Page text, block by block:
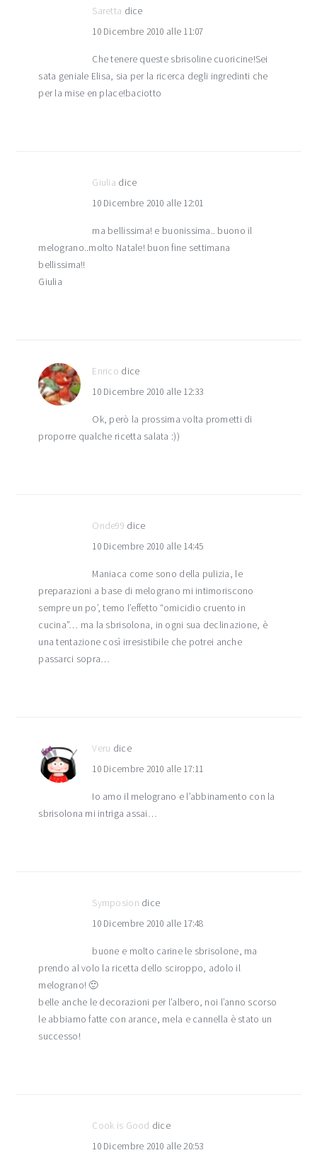
Saretta dice
10 Dicembre 2010 alle 11:07
Che tenere queste sbrisoline cuoricine!Sei
sata geniale Elisa, sia per la ricerca degli ingredinti che
per la mise en place!baciotto
Giulia dice
10 Dicembre 2010 alle 12:01
ma bellissima! e buonissima.. buono il
melograno..molto Natale! buon fine settimana
bellissima!!
Giulia
Enrico dice
10 Dicembre 2010 alle 12:33
Ok, però la prossima volta prometti di
proporre qualche ricetta salata :))
Onde99 dice
10 Dicembre 2010 alle 14:45
Maniaca come sono della pulizia, le
preparazioni a base di melograno mi intimoriscono
sempre un po’, temo l’effetto “omicidio cruento in
cucina”… ma la sbrisolona, in ogni sua declinazione, è
una tentazione così irresistibile che potrei anche
passarci sopra…
Veru dice
10 Dicembre 2010 alle 17:11
Io amo il melograno e l’abbinamento con la
sbrisolona mi intriga assai…
Symposion dice
10 Dicembre 2010 alle 17:48
buone e molto carine le sbrisolone, ma
prendo al volo la ricetta dello sciroppo, adolo il
melograno! 🙂
belle anche le decorazioni per l’albero, noi l’anno scorso
le abbiamo fatte con arance, mela e cannella è stato un
successo!
Cook is Good dice
10 Dicembre 2010 alle 20:53